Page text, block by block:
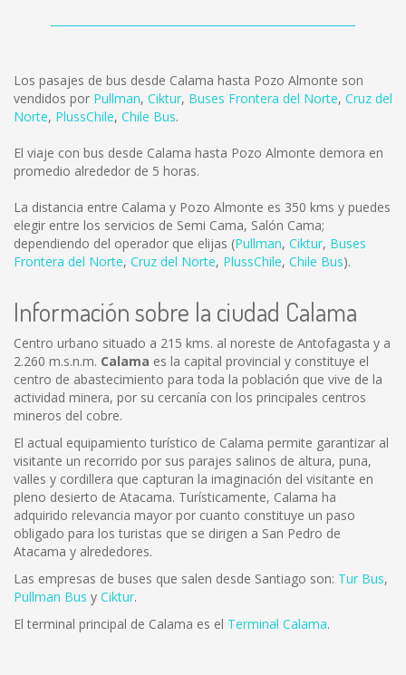
Los pasajes de bus desde Calama hasta Pozo Almonte son
vendidos por Pullman, Ciktur, Buses Frontera del Norte, Cruz del
Norte, PlussChile, Chile Bus.
El viaje con bus desde Calama hasta Pozo Almonte demora en
promedio alrededor de 5 horas.
La distancia entre Calama y Pozo Almonte es 350 kms y puedes
elegir entre los servicios de Semi Cama, Salón Cama;
dependiendo del operador que elijas (Pullman, Ciktur, Buses
Frontera del Norte, Cruz del Norte, PlussChile, Chile Bus).
Información sobre la ciudad Calama
Centro urbano situado a 215 kms. al noreste de Antofagasta y a
2.260 m.s.n.m. Calama es la capital provincial y constituye el
centro de abastecimiento para toda la población que vive de la
actividad minera, por su cercanía con los principales centros
mineros del cobre.
El actual equipamiento turístico de Calama permite garantizar al
visitante un recorrido por sus parajes salinos de altura, puna,
valles y cordillera que capturan la imaginación del visitante en
pleno desierto de Atacama. Turísticamente, Calama ha
adquirido relevancia mayor por cuanto constituye un paso
obligado para los turistas que se dirigen a San Pedro de
Atacama y alrededores.
Las empresas de buses que salen desde Santiago son: Tur Bus,
Pullman Bus y Ciktur.
El terminal principal de Calama es el Terminal Calama.